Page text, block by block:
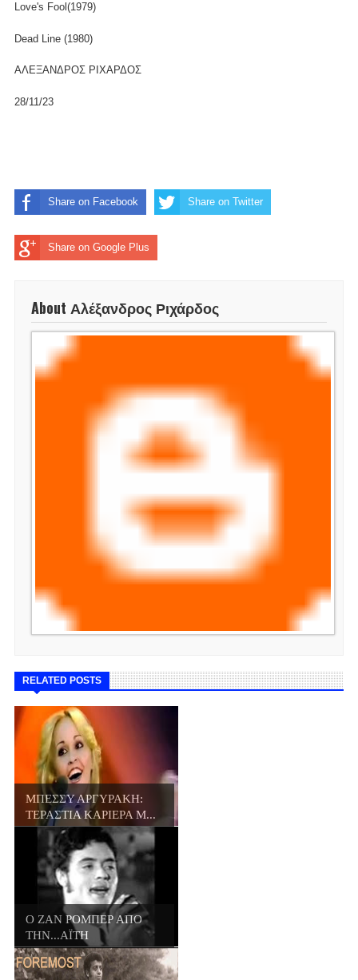
Love's Fool(1979)
Dead Line (1980)
ΑΛΕΞΑΝΔΡΟΣ ΡΙΧΑΡΔΟΣ
28/11/23
Share on Facebook Share on Twitter
Share on Google Plus
About Αλέξανδρος Ριχάρδος
RELATED POSTS
ΜΠΕΣΣΥ ΑΡΓΥΡΑΚΗ:
ΤΕΡΑΣΤΙΑ ΚΑΡΙΕΡΑ Μ...
Ο ΖΑΝ ΡΟΜΠΕΡ ΑΠΟ
ΤΗΝ...ΑΪΤΗ